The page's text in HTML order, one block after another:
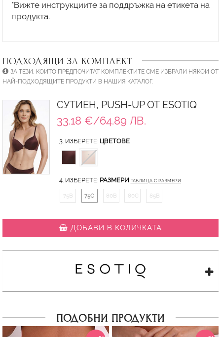
*Вижте инструкциите за поддръжка на етикета на
продукта.
ПОДХОДЯЩИ ЗА КОМПЛЕКТ
ЗА ТЕЗИ, КОИТО ПРЕДПОЧИТАТ КОМПЛЕКТИТЕ СМЕ ИЗБРАЛИ НЯКОИ ОТ
НАЙ-ПОДХОДЯЩИТЕ ПРОДУКТИ В НАШИЯ КАТАЛОГ.
СУТИЕН, PUSH-UP ОТ ESOTIQ
33.18 €/64.89 ЛВ.
3. ИЗБЕРЕТЕ: ЦВЕТОВЕ
4. ИЗБЕРЕТЕ: РАЗМЕРИ ТАБЛИЦА С РАЗМЕРИ
75B 75C 80B 80C 85B
ДОБАВИ В КОЛИЧКАТА
ПОДОБНИ ПРОДУКТИ